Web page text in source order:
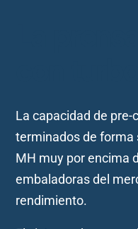
La capacidad de
terminados de forma
MH muy por encima
embaladoras del
rendimiento.